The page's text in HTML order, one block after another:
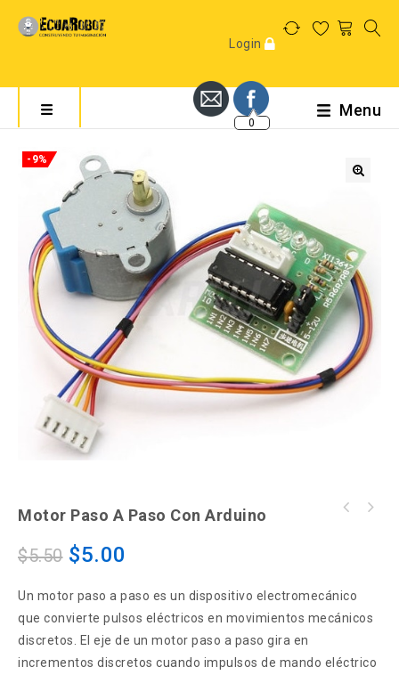
Login
Menu
-9%
Motor Paso A Paso Con Arduino
$5.50 $5.00
Un motor paso a paso es un dispositivo electromecánico
que convierte pulsos eléctricos en movimientos mecánicos
discretos. El eje de un motor paso a paso gira en
incrementos discretos cuando impulsos de mando eléctrico
0